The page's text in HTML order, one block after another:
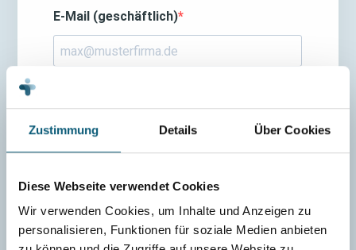
Zustimmung Details Über Cookies
Diese Webseite verwendet Cookies
Wir verwenden Cookies, um Inhalte und Anzeigen zu
personalisieren, Funktionen für soziale Medien anbieten